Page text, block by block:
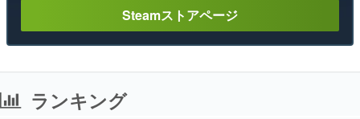
Steamストアページ
ランキング